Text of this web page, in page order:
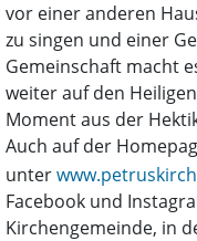
vor einer anderen
zu singen und einer
Gemeinschaft macht
weiter auf den
Moment aus der
Auch auf der
unter
Facebook und
Kirchengemeinde, in